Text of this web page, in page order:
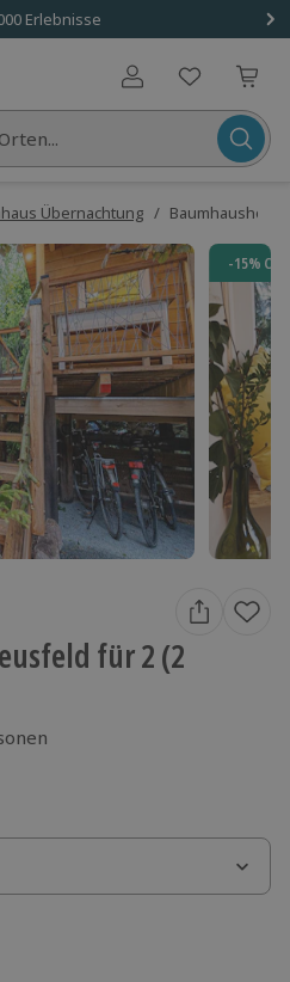
Erlebnisse
Benutzerkonto
Übernachtung / Baumhaushotel
-15%
für 2 (2